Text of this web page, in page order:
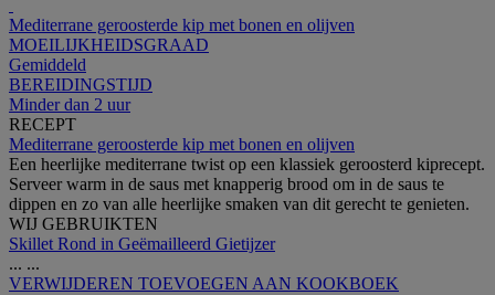
Mediterrane geroosterde kip met bonen en olijven
MOEILIJKHEIDSGRAAD
Gemiddeld
BEREIDINGSTIJD
Minder dan 2 uur
RECEPT
Mediterrane geroosterde kip met bonen en olijven
Een heerlijke mediterrane twist op een klassiek geroosterd kiprecept.
Serveer warm in de saus met knapperig brood om in de saus te
dippen en zo van alle heerlijke smaken van dit gerecht te genieten.
WIJ GEBRUIKTEN
Skillet Rond in Geëmailleerd Gietijzer
... ...
VERWIJDEREN TOEVOEGEN AAN KOOKBOEK